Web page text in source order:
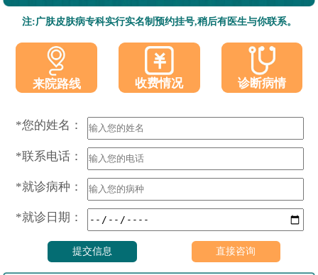
注:广肤皮肤病专科实行实名制预约挂号,稍后有医生与你联系。
来院路线 收费情况 诊断病情
*您的姓名：
*联系电话：
*就诊病种：
*就诊日期：